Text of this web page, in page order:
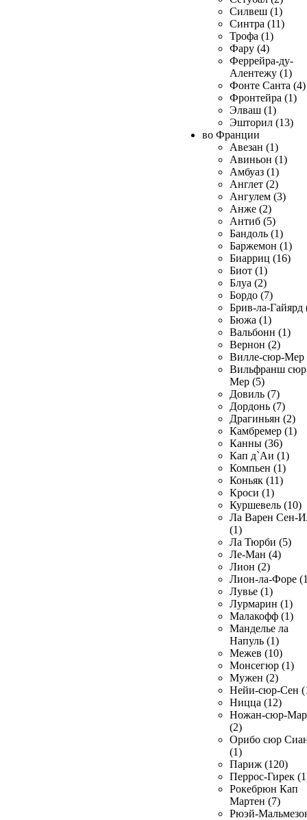
Силвеш (1)
Синтра (11)
Трофа (1)
Фару (4)
Феррейра-ду-
Алентежу (1)
Фонте Санта (4)
Фронтейра (1)
Элваш (1)
Эшторил (13)
во Франции
Авезан (1)
Авиньон (1)
Амбуаз (1)
Англет (2)
Ангулем (3)
Анже (2)
Антиб (5)
Бандоль (1)
Баржемон (1)
Биарриц (16)
Биот (1)
Блуа (2)
Бордо (7)
Брив-ла-Гайярд
Бюжа (1)
Вальбонн (1)
Вернон (2)
Вилле-сюр-Мер
Вильфранш сюр
Мер (5)
Довиль (7)
Дордонь (7)
Драгиньян (2)
Камбремер (1)
Канны (36)
Кап д`Аи (1)
Компьен (1)
Коньяк (11)
Кроси (1)
Куршевель (10)
Ла Варен Сен-
(1)
Ла Тюрби (5)
Ле-Ман (4)
Лион (2)
Лион-ла-Форе
Лувье (1)
Лурмарин (1)
Малакофф (1)
Манделье ла
Напуль (1)
Межев (10)
Монсегюр (1)
Мужен (2)
Нейи-сюр-Сен
Ницца (12)
Ножан-сюр-
(2)
Орибо сюр
(1)
Париж (120)
Перрос-Гирек
Рокебрюн Кап
Мартен (7)
Рюэй-